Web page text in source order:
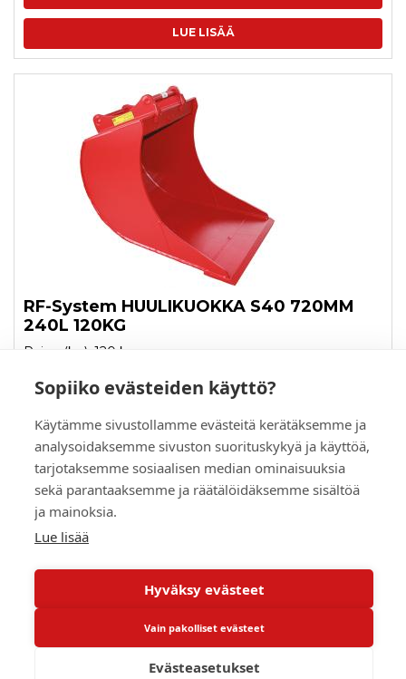
Sopiiko evästeiden käyttö?
Käytämme sivustollamme evästeitä kerätäksemme ja
analysoidaksemme sivuston suorituskykyä ja käyttöä,
tarjotaksemme sosiaalisen median ominaisuuksia
sekä parantaaksemme ja räätälöidäksemme sisältöä
ja mainoksia.
Lue lisää
Hyväksy evästeet
Vain pakolliset evästeet
Evästeasetukset
LUE LISÄÄ
RF-System HUULIKUOKKA S40 720MM
240L 120KG
Paino (kg): 120 kg
Tilaustuote
1 338,70 €(ALV 0%)
LUE LISÄÄ